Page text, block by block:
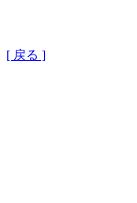
[ 戻る ]